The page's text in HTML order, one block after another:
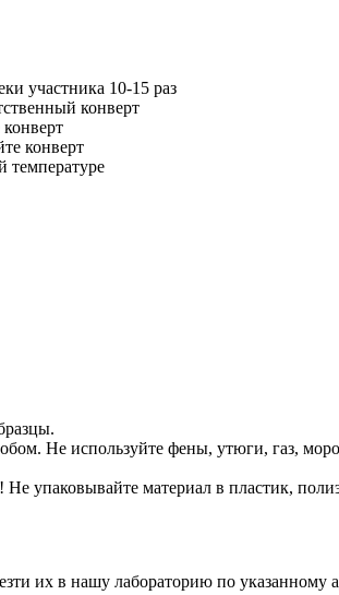
участника 10-15 раз
конверт
конверт
температуре
Не используйте фены, утюги, газ,
упаковывайте материал в пластик,
их в нашу лабораторию по указанному